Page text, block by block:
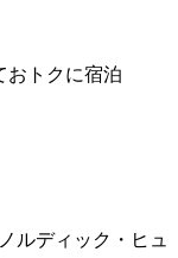
おトクに宿泊
ルディック・ヒュ